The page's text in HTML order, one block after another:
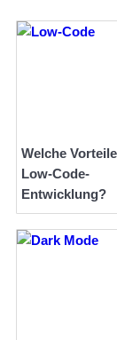
Welche
Low-Code-
Entwicklung?